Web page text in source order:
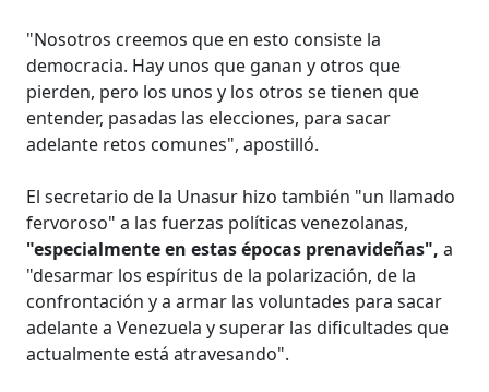
"Nosotros creemos que en esto consiste la
democracia. Hay unos que ganan y otros que
pierden, pero los unos y los otros se tienen que
entender, pasadas las elecciones, para sacar
adelante retos comunes", apostilló.
El secretario de la Unasur hizo también "un llamado
fervoroso" a las fuerzas políticas venezolanas,
"especialmente en estas épocas prenavideñas", a
"desarmar los espíritus de la polarización, de la
confrontación y a armar las voluntades para sacar
adelante a Venezuela y superar las dificultades que
actualmente está atravesando".